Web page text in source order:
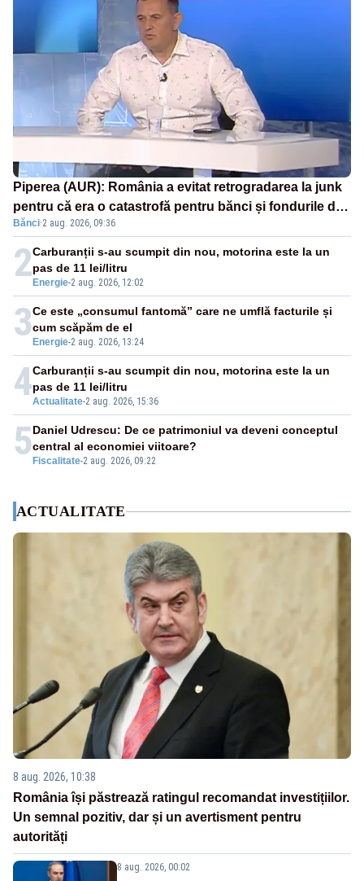
Piperea (AUR): România a evitat retrogradarea la junk
pentru că era o catastrofă pentru bănci și fondurile de
pensii
Bănci·2 aug. 2026, 09:36
2 Energie-2 aug. 2026, 12:02
Carburanții s-au scumpit din nou, motorina este la un
pas de 11 lei/litru
3 Energie-2 aug. 2026, 13:24
Ce este „consumul fantomă” care ne umflă facturile și
cum scăpăm de el
4Actualitate-2 aug. 2026, 15:36
Carburanții s-au scumpit din nou, motorina este la un
pas de 11 lei/litru
5 Fiscalitate-2 aug. 2026, 09:22
Daniel Udrescu: De ce patrimoniul va deveni conceptul
central al economiei viitoare?
ACTUALITATE
8 aug. 2026, 10:38
România își păstrează ratingul recomandat investițiilor.
Un semnal pozitiv, dar și un avertisment pentru
autorități
8 aug. 2026, 00:02